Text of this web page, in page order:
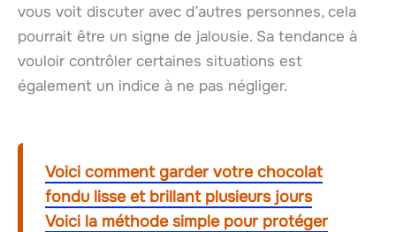
vous voit discuter avec d’autres personnes, cela
pourrait être un signe de jalousie. Sa tendance à
vouloir contrôler certaines situations est
également un indice à ne pas négliger.
Voici comment garder votre chocolat
fondu lisse et brillant plusieurs jours
Voici la méthode simple pour protéger